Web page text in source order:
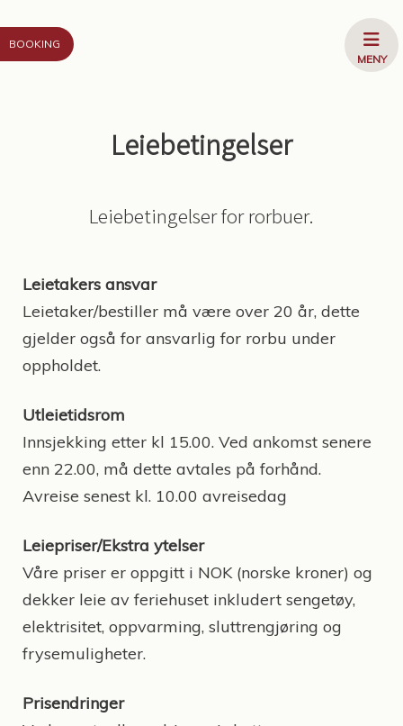
BOOKING
MENY
MENY
Leiebetingelser
Leiebetingelser for rorbuer.
Leietakers ansvar
Leietaker/bestiller må være over 20 år, dette
gjelder også for ansvarlig for rorbu under
oppholdet.
Utleietidsrom
Innsjekking etter kl 15.00. Ved ankomst senere
enn 22.00, må dette avtales på forhånd.
Avreise senest kl. 10.00 avreisedag
Leiepriser/Ekstra ytelser
Våre priser er oppgitt i NOK (norske kroner) og
dekker leie av feriehuset inkludert sengetøy,
elektrisitet, oppvarming, sluttrengjøring og
frysemuligheter.
Prisendringer